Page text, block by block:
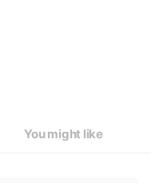
You might like